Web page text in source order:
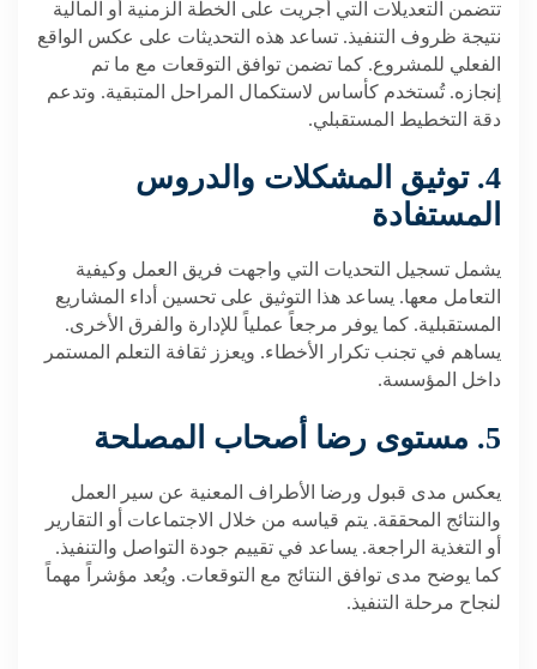
تتضمن التعديلات التي أُجريت على الخطة الزمنية أو المالية
نتيجة ظروف التنفيذ. تساعد هذه التحديثات على عكس الواقع
الفعلي للمشروع. كما تضمن توافق التوقعات مع ما تم
إنجازه. تُستخدم كأساس لاستكمال المراحل المتبقية. وتدعم
دقة التخطيط المستقبلي.
4. توثيق المشكلات والدروس
المستفادة
يشمل تسجيل التحديات التي واجهت فريق العمل وكيفية
التعامل معها. يساعد هذا التوثيق على تحسين أداء المشاريع
المستقبلية. كما يوفر مرجعاً عملياً للإدارة والفرق الأخرى.
يساهم في تجنب تكرار الأخطاء. ويعزز ثقافة التعلم المستمر
داخل المؤسسة.
5. مستوى رضا أصحاب المصلحة
يعكس مدى قبول ورضا الأطراف المعنية عن سير العمل
والنتائج المحققة. يتم قياسه من خلال الاجتماعات أو التقارير
أو التغذية الراجعة. يساعد في تقييم جودة التواصل والتنفيذ.
كما يوضح مدى توافق النتائج مع التوقعات. ويُعد مؤشراً مهماً
لنجاح مرحلة التنفيذ.